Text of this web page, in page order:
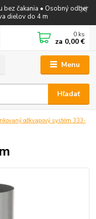
bez čakania • Osobný odber
dielov do 4 m
Menu
Hľadať
0 ks
za 0,00 €
odkvapový systém 333-